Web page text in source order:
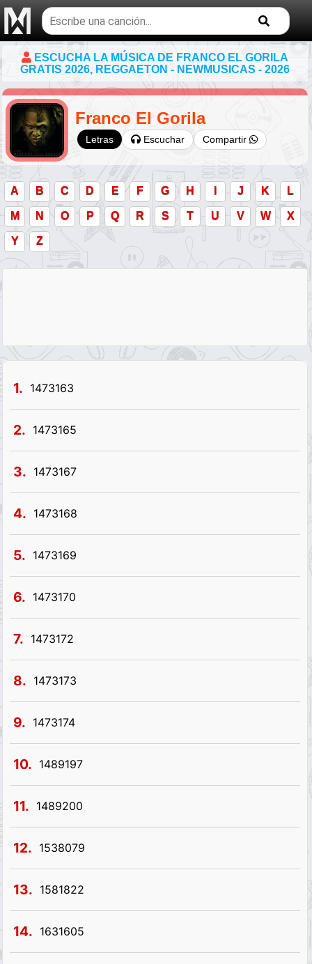
Buscar
temas
musicales
ESCUCHA LA MÚSICA DE FRANCO EL GORILA
GRATIS 2026, REGGAETON - NEWMUSICAS - 2026
Franco El Gorila
Letras Escuchar Compartir
A B C D E F G H I J K L
M N O P Q R S T U V W X
Y Z
1. 1473163
2. 1473165
3. 1473167
4. 1473168
5. 1473169
6. 1473170
7. 1473172
8. 1473173
9. 1473174
10. 1489197
11. 1489200
12. 1538079
13. 1581822
14. 1631605